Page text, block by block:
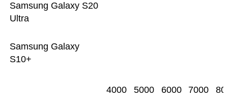
Samsung Galaxy
S10+
Samsung Galaxy S20
Ultra
4000 5000 6000 7000